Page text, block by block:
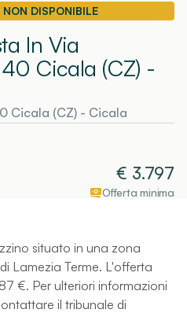
DISPONIBILE
In Via
Cicala (CZ) -
Cicala (CZ) - Cicala
€ 3.797
Offerta minima
situato in una zona
Lamezia Terme. L'offerta
€. Per ulteriori informazioni
il tribunale di